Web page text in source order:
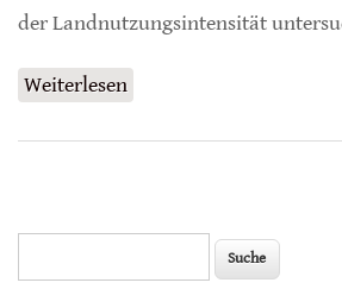
der Landnutzungsintensität
Weiterlesen